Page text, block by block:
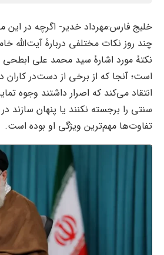
خلیج فارس:مهرداد خدیر- اگرچه در
چند روز نکات مختلفی دربارۀ آیت‌الله
نکتۀ مورد اشارۀ سید محمد علی
است؛ آنجا که از برخی از دست‌‌در ‌کاران
انتقاد می‌کند که اصرار داشتند وجوه
سنتی را برجسته نکنند یا پنهان سازند
تفاوت‌ها مهم‌ترین ویژگی او بوده است.